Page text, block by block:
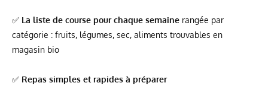
✅ La liste de course pour chaque semaine rangée par
catégorie : fruits, légumes, sec, aliments trouvables en
magasin bio
✅ Repas simples et rapides à préparer